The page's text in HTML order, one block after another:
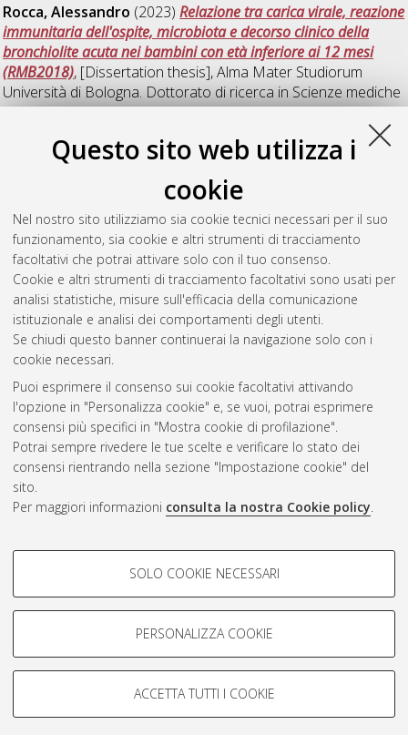
Questo sito web utilizza i
cookie
Nel nostro sito utilizziamo sia cookie tecnici necessari per il suo
funzionamento, sia cookie e altri strumenti di tracciamento
facoltativi che potrai attivare solo con il tuo consenso.
Cookie e altri strumenti di tracciamento facoltativi sono usati per
analisi statistiche, misure sull'efficacia della comunicazione
istituzionale e analisi dei comportamenti degli utenti.
Se chiudi questo banner continuerai la navigazione solo con i
cookie necessari.
Puoi esprimere il consenso sui cookie facoltativi attivando
l'opzione in "Personalizza cookie" e, se vuoi, potrai esprimere
consensi più specifici in "Mostra cookie di profilazione".
Potrai sempre rivedere le tue scelte e verificare lo stato dei
consensi rientrando nella sezione "Impostazione cookie" del
sito.
Per maggiori informazioni consulta la nostra Cookie policy.
COOKIE DI PROFILAZIONE -
Si tratta di cookie utilizzati per analizzare le caratteristiche della
navigazione degli utenti, creare profili in base al loro comportamento
Mostra cookie di profilazione
COOKIE TECNICI - NECESSARI
SOLO COOKIE NECESSARI
PERSONALIZZA COOKIE
ACCETTA TUTTI I COOKIE
Rocca, Alessandro (2023)Relazione tra carica virale, reazione
immunitaria dell'ospite, microbiota e decorso clinico della
bronchiolite acuta nei bambini con età inferiore ai 12 mesi
(RMB2018), [Dissertation thesis], Alma Mater Studiorum
Università di Bologna. Dottorato di ricerca inScienze mediche
generali e scienze dei servizi, 35 Ciclo. DOI
Taddia, Alberto (2023)Modeling of clear cell sarcoma of the
kidney of the pediatric age, [Dissertation thesis], Alma Mater
Studiorum Università di Bologna. Dottorato di ricerca in
Oncologia, ematologia e patologia, 35 Ciclo. DOI
10.48676/unibo/amsdottorato/11011.
Questa lista e' stata generata ilSun Aug 9 20:32:08 2026
Atom
Rss 1.0
Rss 2.0
ISSN: 2038-7946
Impostazioni Cookie
Informativa sulla privacy
Condizioni d’uso del sito